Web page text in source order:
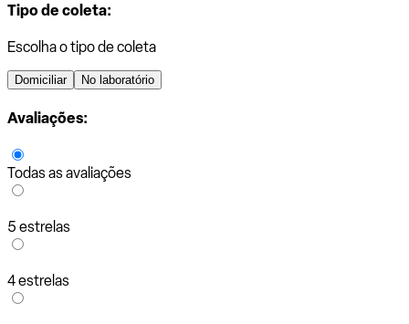
Tipo de coleta:
Escolha o tipo de coleta
Domiciliar No laboratório
Avaliações:
Todas as avaliações
5 estrelas
4 estrelas